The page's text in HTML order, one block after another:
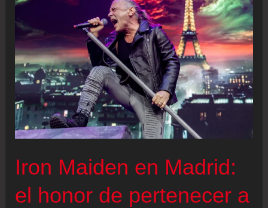
sonido
deficiente
que
chafó
el
concierto
Iron Maiden en Madrid:
el honor de pertenecer a